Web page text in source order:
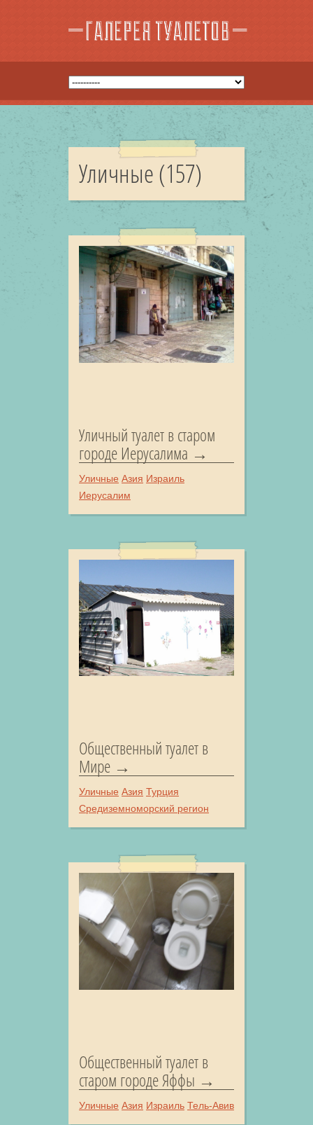
Уличные (157)
Уличный туалет в старом
городе Иерусалима
Уличные Азия Израиль
Иерусалим
Общественный туалет в
Мире
Уличные Азия Турция
Средиземноморский регион
Общественный туалет в
старом городе Яффы
Уличные Азия Израиль Тель-Авив